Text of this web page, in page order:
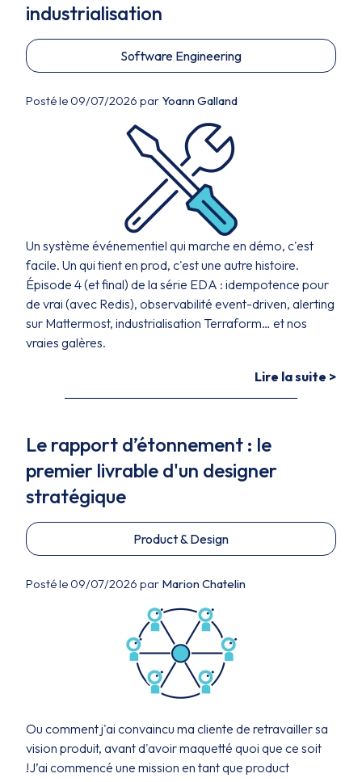
industrialisation
Software Engineering
Posté le 09/07/2026 par Yoann Galland
Un système événementiel qui marche en démo, c'est
facile. Un qui tient en prod, c'est une autre histoire.
Épisode 4 (et final) de la série EDA : idempotence pour
de vrai (avec Redis), observabilité event-driven, alerting
sur Mattermost, industrialisation Terraform… et nos
vraies galères.
Lire la suite >
Le rapport d’étonnement : le
premier livrable d'un designer
stratégique
Product & Design
Posté le 09/07/2026 par Marion Chatelin
Ou comment j'ai convaincu ma cliente de retravailler sa
vision produit, avant d'avoir maquetté quoi que ce soit
!J’ai commencé une mission en tant que product